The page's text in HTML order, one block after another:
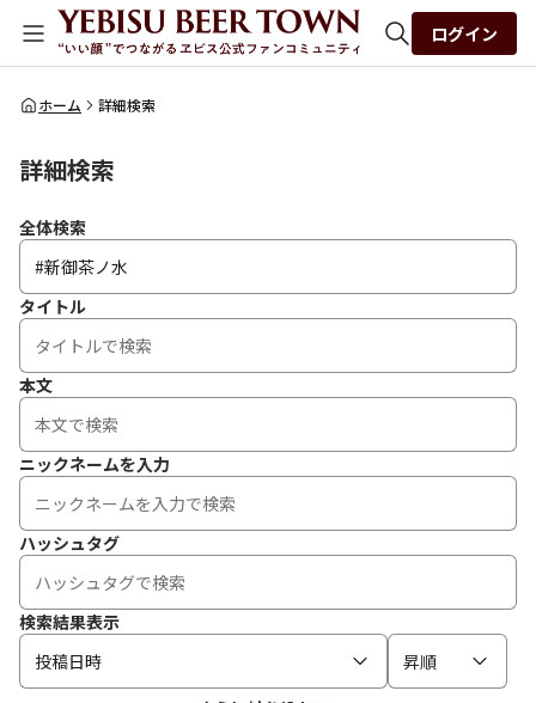
全体検索
ログイン
ホーム 詳細検索
詳細検索
全体検索
タイトル
本文
ニックネームを入力
ハッシュタグ
検索結果表示
投稿日時
昇順